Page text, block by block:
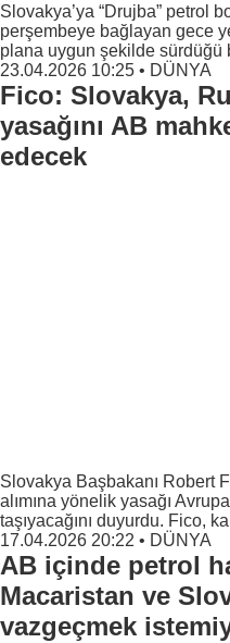
Slovakya’ya “Drujba” petrol
perşembeye bağlayan gece
plana uygun şekilde
23.04.2026 10:25 • DÜNYA
Fico: Slovakya,
yasağını AB
edecek
Slovakya Başbakanı Robert
alımına yönelik yasağı
taşıyacağını duyurdu. Fico,
17.04.2026 20:22 • DÜNYA
AB içinde petrol
Macaristan ve
vazgeçmek